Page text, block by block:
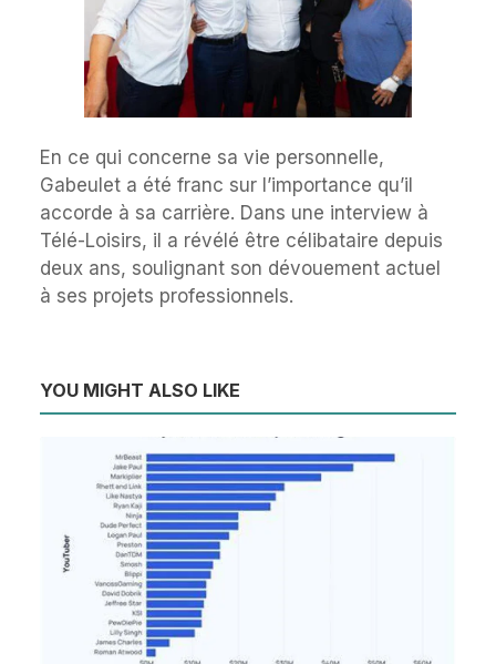
En ce qui concerne sa vie personnelle,
Gabeulet a été franc sur l’importance qu’il
accorde à sa carrière. Dans une interview à
Télé-Loisirs, il a révélé être célibataire depuis
deux ans, soulignant son dévouement actuel
à ses projets professionnels.
YOU MIGHT ALSO LIKE